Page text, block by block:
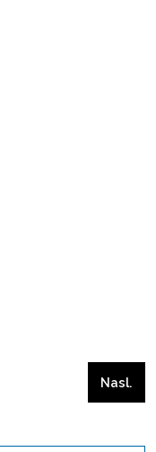
11 týždeň Nasl.